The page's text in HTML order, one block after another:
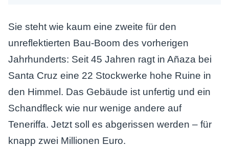
Sie steht wie kaum eine zweite für den
unreflektierten Bau-Boom des vorherigen
Jahrhunderts: Seit 45 Jahren ragt in Añaza bei
Santa Cruz eine 22 Stockwerke hohe Ruine in
den Himmel. Das Gebäude ist unfertig und ein
Schandfleck wie nur wenige andere auf
Teneriffa. Jetzt soll es abgerissen werden – für
knapp zwei Millionen Euro.